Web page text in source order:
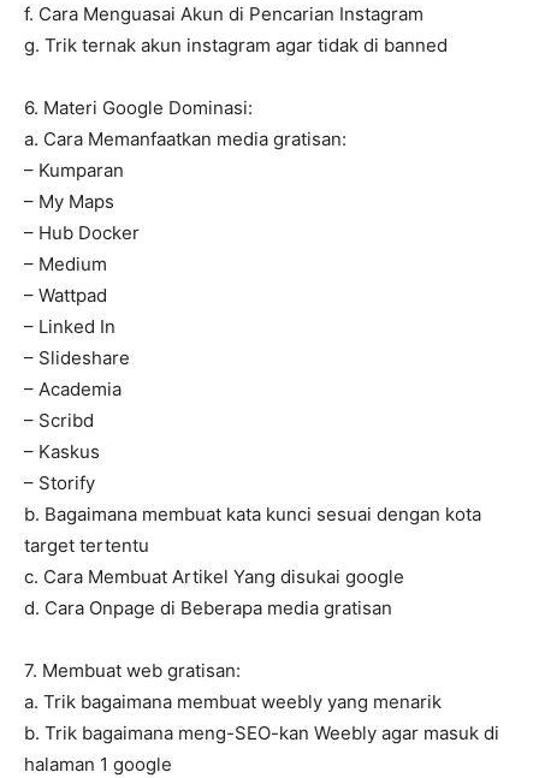
f. Cara Menguasai Akun di Pencarian Instagram
g. Trik ternak akun instagram agar tidak di banned
6. Materi Google Dominasi:
a. Cara Memanfaatkan media gratisan:
– Kumparan
– My Maps
– Hub Docker
– Medium
– Wattpad
– Linked In
– Slideshare
– Academia
– Scribd
– Kaskus
– Storify
b. Bagaimana membuat kata kunci sesuai dengan kota
target tertentu
c. Cara Membuat Artikel Yang disukai google
d. Cara Onpage di Beberapa media gratisan
7. Membuat web gratisan:
a. Trik bagaimana membuat weebly yang menarik
b. Trik bagaimana meng-SEO-kan Weebly agar masuk di
halaman 1 google